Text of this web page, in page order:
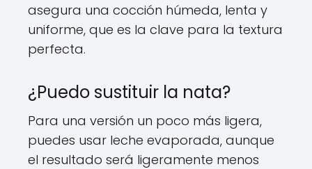
asegura una cocción húmeda, lenta y
uniforme, que es la clave para la textura
perfecta.
¿Puedo sustituir la nata?
Para una versión un poco más ligera,
puedes usar leche evaporada, aunque
el resultado será ligeramente menos